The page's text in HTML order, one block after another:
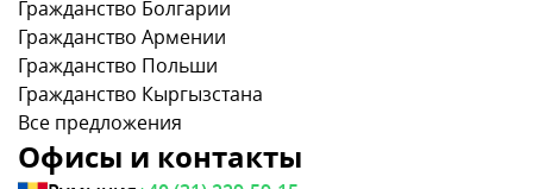
Гражданство Болгарии
Гражданство Армении
Гражданство Польши
Гражданство Кыргызстана
Все предложения
Офисы и контакты